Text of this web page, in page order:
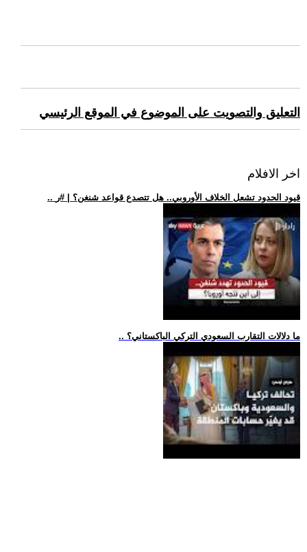
التعليق والتصويت على الموضوع في الموقع الرئيسي
اخر الافلام
.. قيود الحدود تشعل الخلاف الأوروبي.. هل تتصدع قواعد شنغن؟ | #ر
.. ما دلالات التقارب السعودي التركي الباكستاني؟